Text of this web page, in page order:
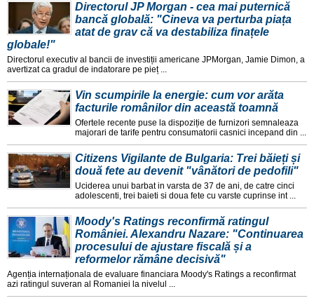
Directorul JP Morgan - cea mai puternică
bancă globală: "Cineva va perturba piața
atat de grav că va destabiliza finațele
globale!"
Directorul executiv al bancii de investiții americane JPMorgan, Jamie Dimon, a
avertizat ca gradul de indatorare pe pieț ...
Vin scumpirile la energie: cum vor arăta
facturile românilor din această toamnă
Ofertele recente puse la dispoziție de furnizori semnaleaza
majorari de tarife pentru consumatorii casnici incepand din ...
Citizens Vigilante de Bulgaria: Trei băieți și
două fete au devenit "vânători de pedofili"
Uciderea unui barbat in varsta de 37 de ani, de catre cinci
adolescenti, trei baieti si doua fete cu varste cuprinse int ...
Moody's Ratings reconfirmă ratingul
României. Alexandru Nazare: "Continuarea
procesului de ajustare fiscală și a
reformelor rămâne decisivă"
Agenția internaționala de evaluare financiara Moody's Ratings a reconfirmat
azi ratingul suveran al Romaniei la nivelul ...